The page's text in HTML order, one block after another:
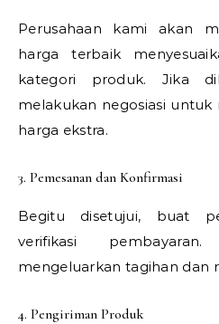
Perusahaan kami akan
harga terbaik
kategori produk. Jika
melakukan negosiasi
harga ekstra.
3. Pemesanan dan Konfirmasi
Begitu disetujui, buat
verifikasi
mengeluarkan tagihan dan
4. Pengiriman Produk